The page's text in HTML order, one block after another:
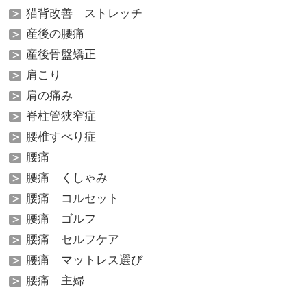
猫背改善 ストレッチ
産後の腰痛
産後骨盤矯正
肩こり
肩の痛み
脊柱管狭窄症
腰椎すべり症
腰痛
腰痛 くしゃみ
腰痛 コルセット
腰痛 ゴルフ
腰痛 セルフケア
腰痛 マットレス選び
腰痛 主婦